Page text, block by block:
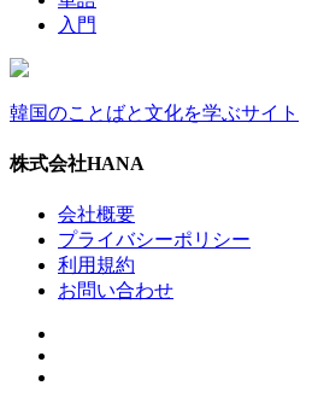
入門
韓国のことばと文化を学ぶサイト
株式会社HANA
会社概要
プライバシーポリシー
利用規約
お問い合わせ